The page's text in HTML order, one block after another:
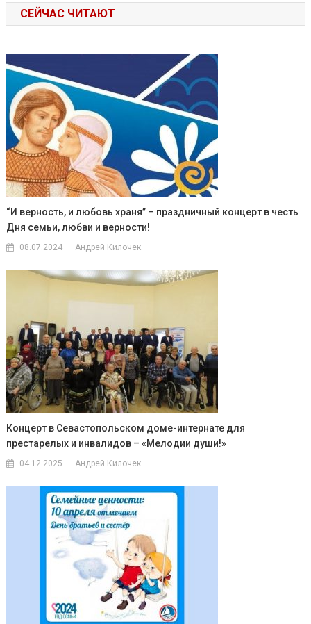
СЕЙЧАС ЧИТАЮТ
“И верность, и любовь храня” – праздничный концерт в честь
Дня семьи, любви и верности!
08.07.2024 Андрей Килочек
Концерт в Севастопольском доме-интернате для
престарелых и инвалидов – «Мелодии души!»
04.12.2025 Андрей Килочек